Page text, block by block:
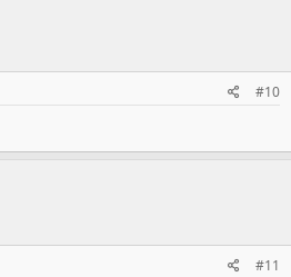
исходим из того, чтобы солдат на
а боец, способный
командующего, в экипировку
в частности, индивидуальные
в том числе спальный мешок,
зарубежных стран, - подчеркнул
#10
#11